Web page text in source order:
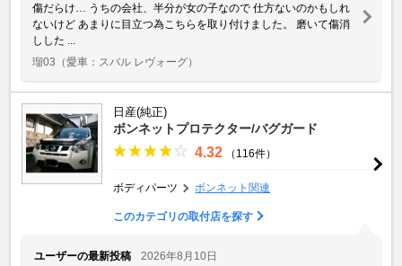
傷だらけ… うちの会社、半分が女の子なので 仕方ないのかもしれ
ないけど あまりに目立つ為こちらを取り付けました。 磨いて傷消
しした ...
瑠03 （愛車：スバル レヴォーグ）
日産(純正)
ボンネットプロテクター/バグガード
4.32 （116件）
ボディパーツ ボンネット関連
このカテゴリの取付店を探す
ユーザーの最新投稿
2026年8月10日